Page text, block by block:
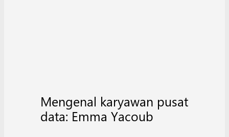
Mengenal karyawan pusat
data: Emma Yacoub